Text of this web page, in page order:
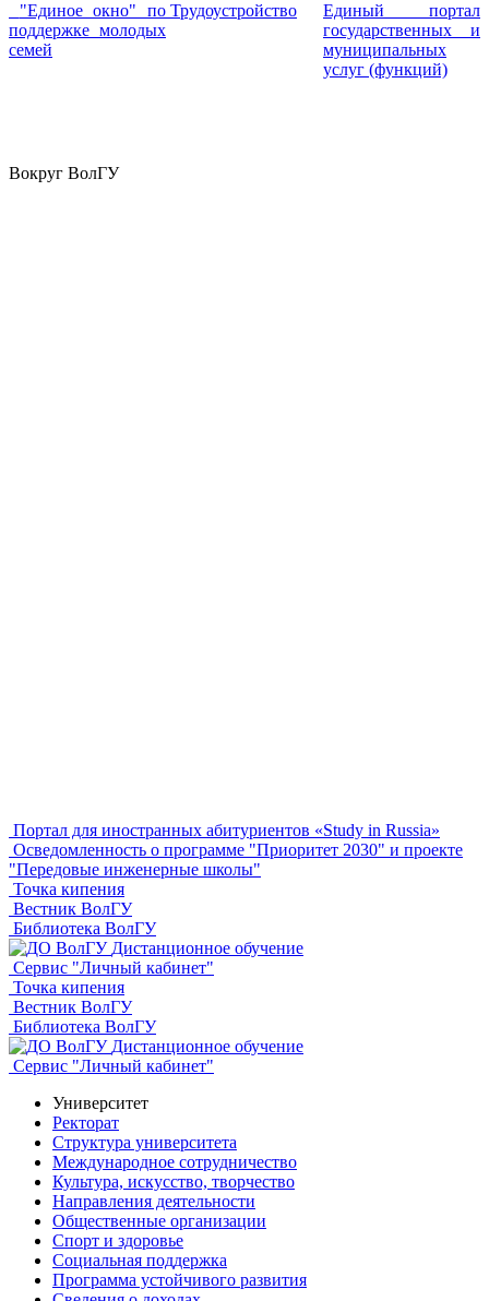
"Единое окно" по
поддержке молодых
семей
Трудоустройство
Единый портал
государственных и
муниципальных
услуг (функций)
Вокруг ВолГУ
Портал для иностранных абитуриентов «Study in Russia»
Осведомленность о программе "Приоритет 2030" и проекте
"Передовые инженерные школы"
Точка кипения
Вестник ВолГУ
Библиотека ВолГУ
Дистанционное обучение
Сервис "Личный кабинет"
Точка кипения
Вестник ВолГУ
Библиотека ВолГУ
Дистанционное обучение
Сервис "Личный кабинет"
Университет
Ректорат
Структура университета
Международное сотрудничество
Культура, искусство, творчество
Направления деятельности
Общественные организации
Спорт и здоровье
Социальная поддержка
Программа устойчивого развития